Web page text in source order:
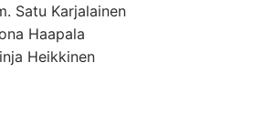
Satu Karjalainen
Haapala
Heikkinen